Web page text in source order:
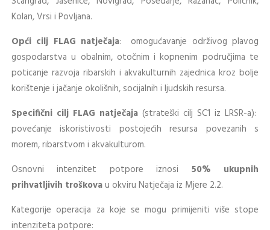
Kolan, Vrsi i Povljana.
Opći cilj FLAG natječaja: omogućavanje održivog plavog
gospodarstva u obalnim, otočnim i kopnenim područjima te
poticanje razvoja ribarskih i akvakulturnih zajednica kroz bolje
korištenje i jačanje okolišnih, socijalnih i ljudskih resursa.
Specifični cilj FLAG natječaja (strateški cilj SC1 iz LRSR-a):
povećanje iskoristivosti postojećih resursa povezanih s
morem, ribarstvom i akvakulturom.
Osnovni intenzitet potpore iznosi 50% ukupnih
prihvatljivih troškovau okviru Natječaja iz Mjere 2.2.
Kategorije operacija za koje se mogu primijeniti više stope
intenziteta potpore: